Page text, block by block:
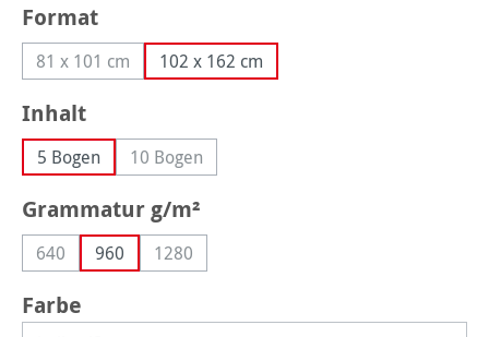
Formatauswählen
81 x 101 cm(Diese Option ist zurzeit nicht verfügbar.)
102 x 162 cm
Inhaltauswählen
5 Bogen 10 Bogen(Diese Option ist zurzeit nicht verfügbar.)
Grammatur g/m²
640(Diese Option ist zurzeit nicht verfügbar.)
960 1280(Diese Option ist zurzeit nicht verfügbar.)
Farbe